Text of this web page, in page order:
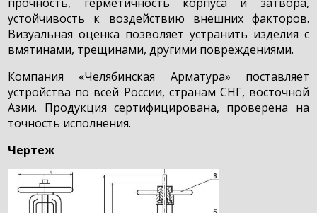
устойчивость к воздействию внешних факторов.
Визуальная оценка позволяет устранить изделия с
вмятинами, трещинами, другими повреждениями.
Компания «Челябинская Арматура» поставляет
устройства по всей России, странам СНГ, восточной
Азии. Продукция сертифицирована, проверена на
точность исполнения.
Чертеж